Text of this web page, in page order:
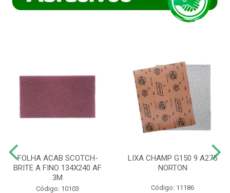
FOLHA ACAB SCOTCH-
BRITE A FINO 134X240 AF
3M
Código: 10103
LIXA CHAMP G150 9 A275
NORTON
Código: 11186